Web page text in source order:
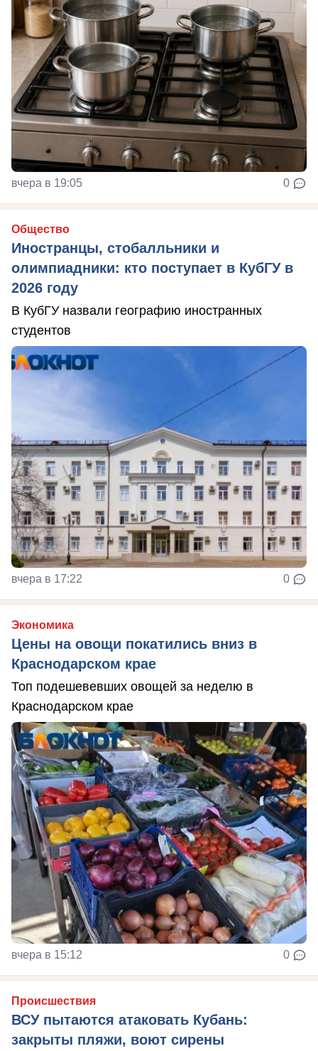
вчера в 19:05 0
Общество
Иностранцы, стобалльники и
олимпиадники: кто поступает в КубГУ в
2026 году
В КубГУ назвали географию иностранных
студентов
вчера в 17:22 0
Экономика
Цены на овощи покатились вниз в
Краснодарском крае
Топ подешевевших овощей за неделю в
Краснодарском крае
вчера в 15:12 0
Происшествия
ВСУ пытаются атаковать Кубань:
закрыты пляжи, воют сирены